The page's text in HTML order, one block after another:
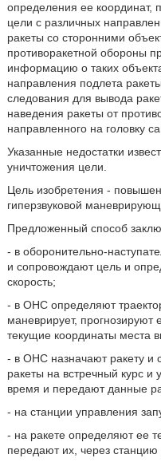
определения ее координат,
цели с различных
ракеты со сторонними
противоракетной обороны
информацию о таких
направления подлета
следования для вывода
наведения ракеты от
направленного на головку
Указанные недостатки
уничтожения цели.
Цель изобретения -
гиперзвуковой
Предложенный способ
- в оборонительно-
и сопровождают цель и
скорость;
- в ОНС определяют
маневрирует,
текущие координаты места
- в ОНС назначают ракету и
ракеты на встречный курс
время и передают данные
- на станции управления
- на ракете определяют ее
передают их, через